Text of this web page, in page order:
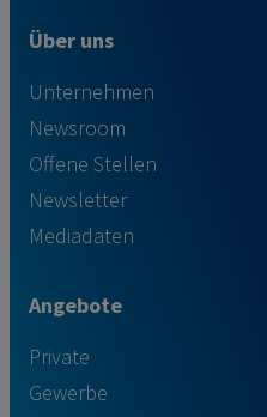
Über uns
Unternehmen
Newsroom
Offene Stellen
Newsletter
Mediadaten
Angebote
Private
Gewerbe